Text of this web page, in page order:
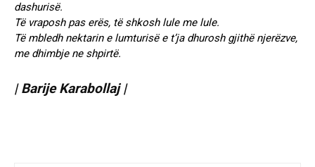
dashurisë.
Të vraposh pas erës, të shkosh lule me lule.
Të mbledh nektarin e lumturisë e t’ja dhurosh gjithë njerëzve,
me dhimbje ne shpirtë.
| Barije Karabollaj |